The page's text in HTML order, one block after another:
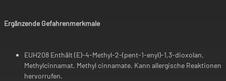
Ergänzende Gefahrenmerkmale
EUH208 Enthält (E)-4-Methyl-2-(pent-1-enyl)-1,3-dioxolan,
Methylcinnamat, Methyl cinnamate. Kann allergische Reaktionen
hervorrufen.